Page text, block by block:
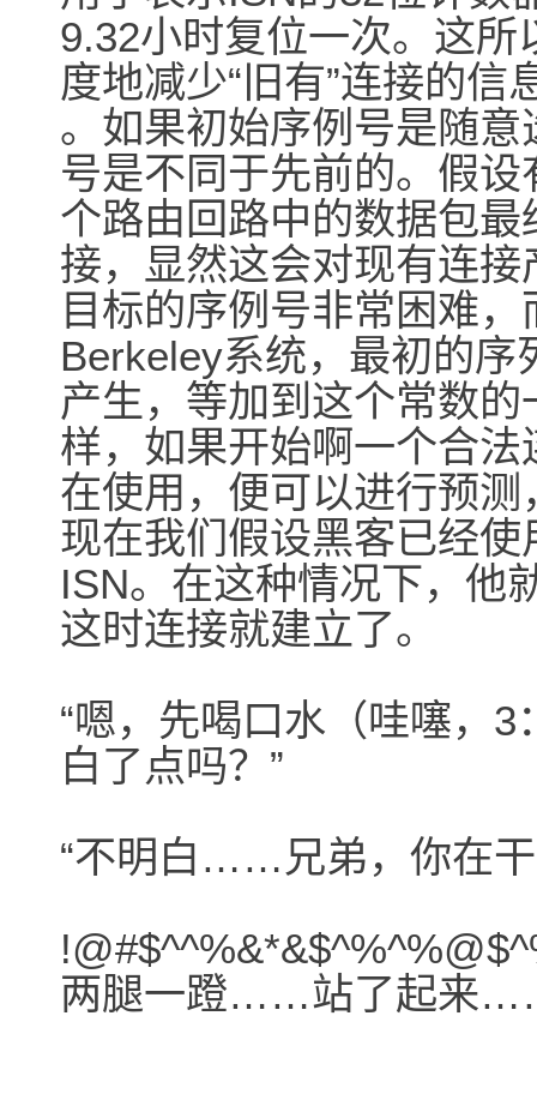
9.32小时复位一次。这
度地减少“旧有”连接的信
。如果初始序例号是随
号是不同于先前的。假
个路由回路中的数据包最
接，显然这会对现有连
目标的序例号非常困难
Berkeley系统，最初的
产生，等加到这个常数
样，如果开始啊一个合
在使用，便可以进行预
现在我们假设黑客已经
ISN。在这种情况下，他
这时连接就建立了。
“嗯，先喝口水（哇噻，
白了点吗？”
“不明白……兄弟，你在干
两腿一蹬……站了起来